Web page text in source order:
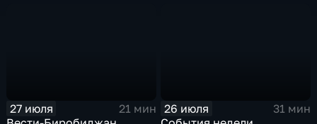
27 июля
21 мин
26 июля
31 мин